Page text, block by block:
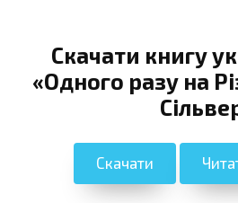
Скачати книгу
«Одного разу на
Скачати